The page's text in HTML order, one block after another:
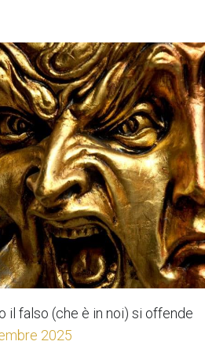
il falso (che è in noi) si offende
2025